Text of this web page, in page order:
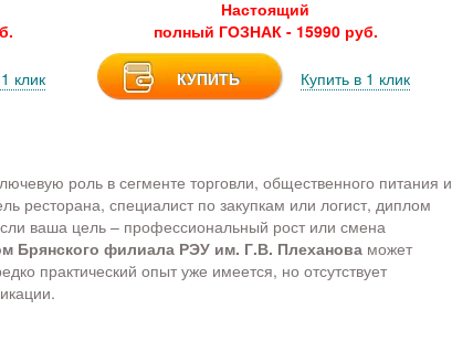
клик
Настоящий
полный ГОЗНАК - 15990 руб.
КУПИТЬ Купить в 1 клик
роль в сегменте торговли, общественного питания и
ресторана, специалист по закупкам или логист, диплом
ваша цель – профессиональный рост или смена
Брянского филиала РЭУ им. Г.В. Плехановаможет
практический опыт уже имеется, но отсутствует